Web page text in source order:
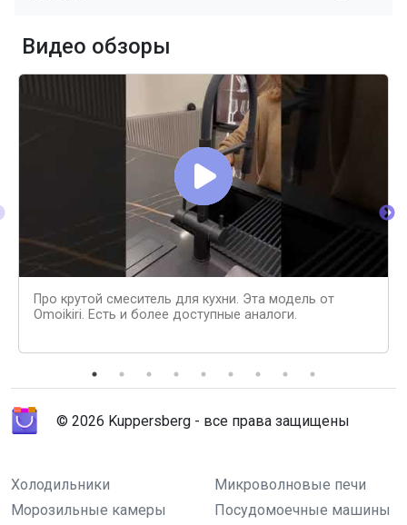
Видео обзоры
Про крутой смеситель для кухни. Эта модель от
Omoikiri. Есть и более доступные аналоги.
© 2026 Kuppersberg - все права защищены
Холодильники
Микроволновые печи
Морозильные камеры
Посудомоечные машины